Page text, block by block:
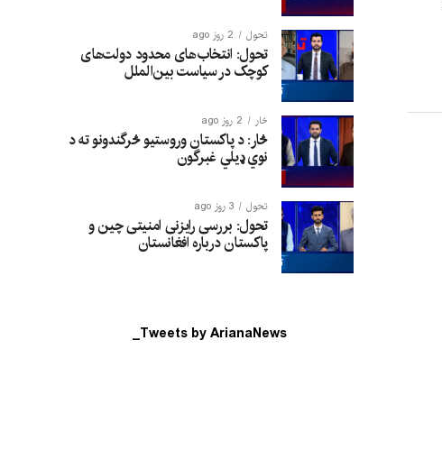
تحول 2 روز ago
تحول: انتخاب‌های محدود دولت‌های
کوچک در سیاست بین‌الملل
څار 2 روز ago
څار: د پاکستان وروستیو څرگندونو ته د
نوي ډیلي غبرگون
تحول 3 روز ago
تحول: بررسی رایزنی امنیتی چین و
پاکستان درباره افغانستان
Tweets by ArianaNews_